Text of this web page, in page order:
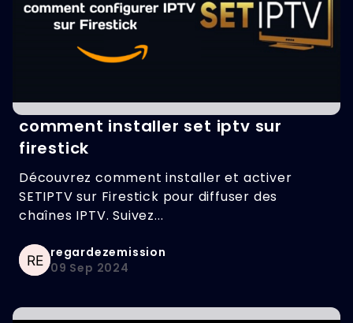
comment installer set iptv sur
firestick
Découvrez comment installer et activer
SETIPTV sur Firestick pour diffuser des
chaînes IPTV. Suivez...
regardezemission
09 Sep 2024